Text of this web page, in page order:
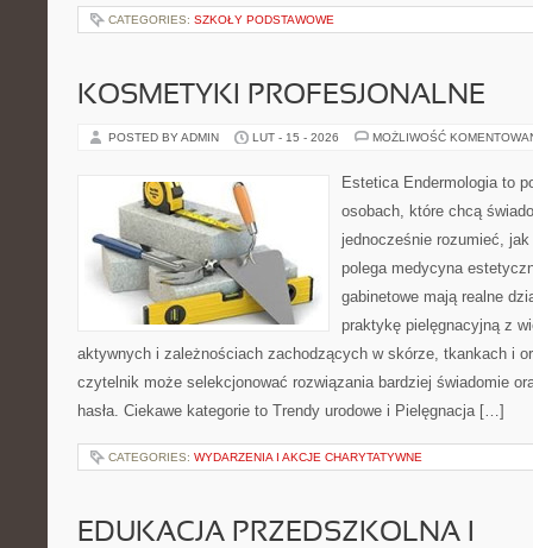
CATEGORIES: SZKOŁY PODSTAWOWE
KOSMETYKI PROFESJONALNE
POSTED BY ADMIN LUT - 15 - 2026 MOŻLIWOŚĆ
Estetica Endermologia to
osobach, które chcą
jednocześnie rozumieć,
polega medycyna
gabinetowe mają realne
praktykę pielęgnacyjną z
aktywnych i zależnościach zachodzących w skórze, tkankach i
czytelnik może selekcjonować rozwiązania bardziej świadomie
hasła. Ciekawe kategorie to Trendy urodowe i Pielęgnacja […]
CATEGORIES: WYDARZENIA I AKCJE CHARYTATYWNE
EDUKACJA PRZEDSZKOLNA I